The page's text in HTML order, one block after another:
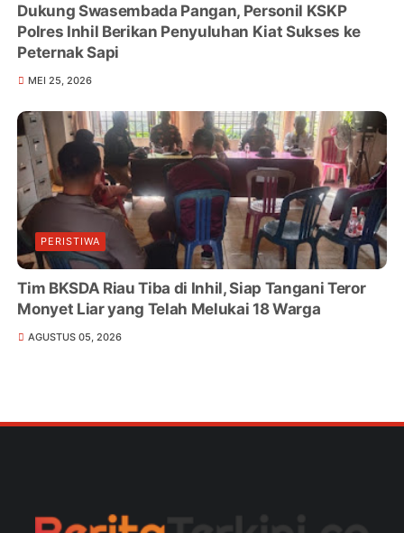
Dukung Swasembada Pangan, Personil KSKP
Polres Inhil Berikan Penyuluhan Kiat Sukses ke
Peternak Sapi
MEI 25, 2026
PERISTIWA
Tim BKSDA Riau Tiba di Inhil, Siap Tangani Teror
Monyet Liar yang Telah Melukai 18 Warga
AGUSTUS 05, 2026